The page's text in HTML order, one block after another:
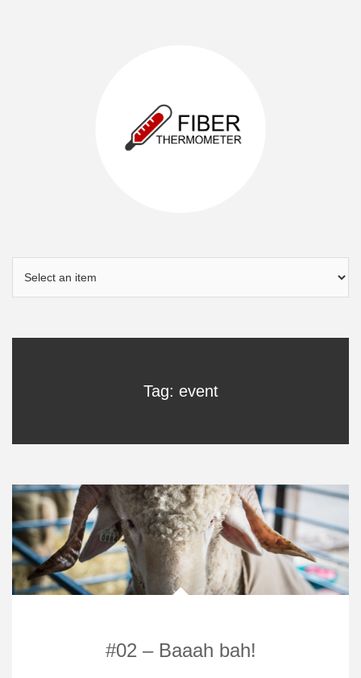
Tag: event
#02 – Baaah bah!